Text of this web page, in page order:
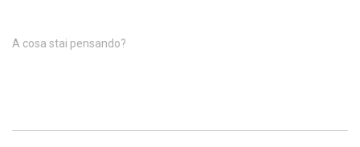
A cosa stai pensando?